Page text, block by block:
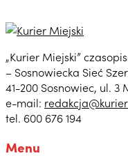
„Kurier Miejski”
– Sosnowiecka Sieć
41-200 Sosnowiec, ul. 3
e-mail:
tel. 600 676 194
Menu